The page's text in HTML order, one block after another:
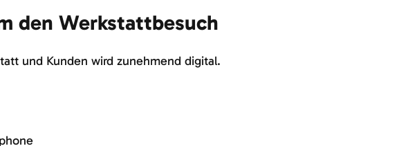
den Werkstattbesuch
und Kunden wird zunehmend digital.